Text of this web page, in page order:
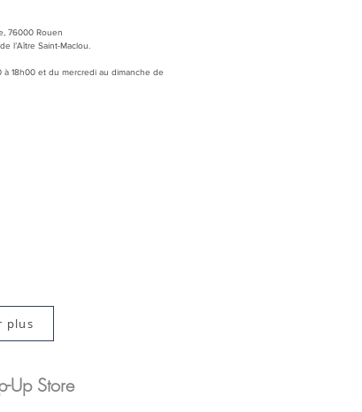
76000 Rouen
l’Aître Saint-Maclou.
à 18h00 et du mercredi au dimanche de
plus
Up Store